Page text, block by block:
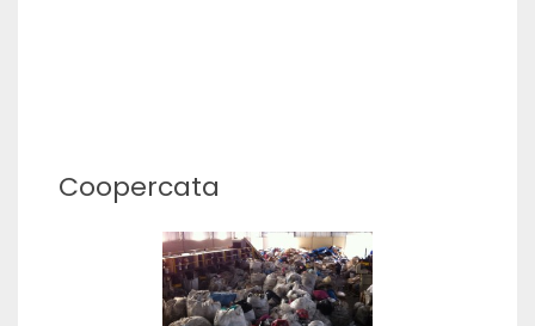
Coopercata